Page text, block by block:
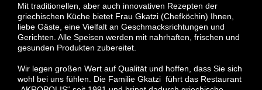
Mit traditionellen, aber auch innovativen Rezepten der
griechischen Küche bietet Frau Gkatzi (Chefköchin) Ihnen,
liebe Gäste, eine Vielfalt an Geschmacksrichtungen und
Gerichten. Alle Speisen werden mit nahrhaften, frischen und
gesunden Produkten zubereitet.
Wir legen großen Wert auf Qualität und hoffen, dass Sie sich
wohl bei uns fühlen. Die Familie Gkatzi führt das Restaurant